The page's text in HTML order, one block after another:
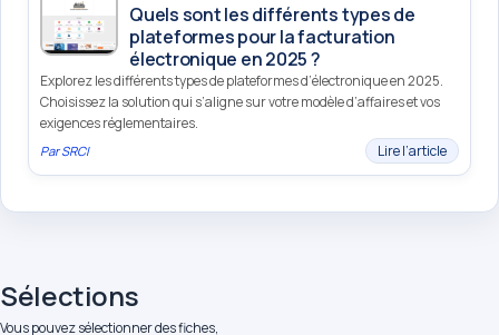
Quels sont les différents types de
plateformes pour la facturation
électronique en 2025 ?
Explorez les différents types de plateformes d’électronique en 2025.
Choisissez la solution qui s’aligne sur votre modèle d’affaires et vos
exigences réglementaires.
ParSRCI Lire l’article
Sélections
Vous pouvez sélectionner des fiches,